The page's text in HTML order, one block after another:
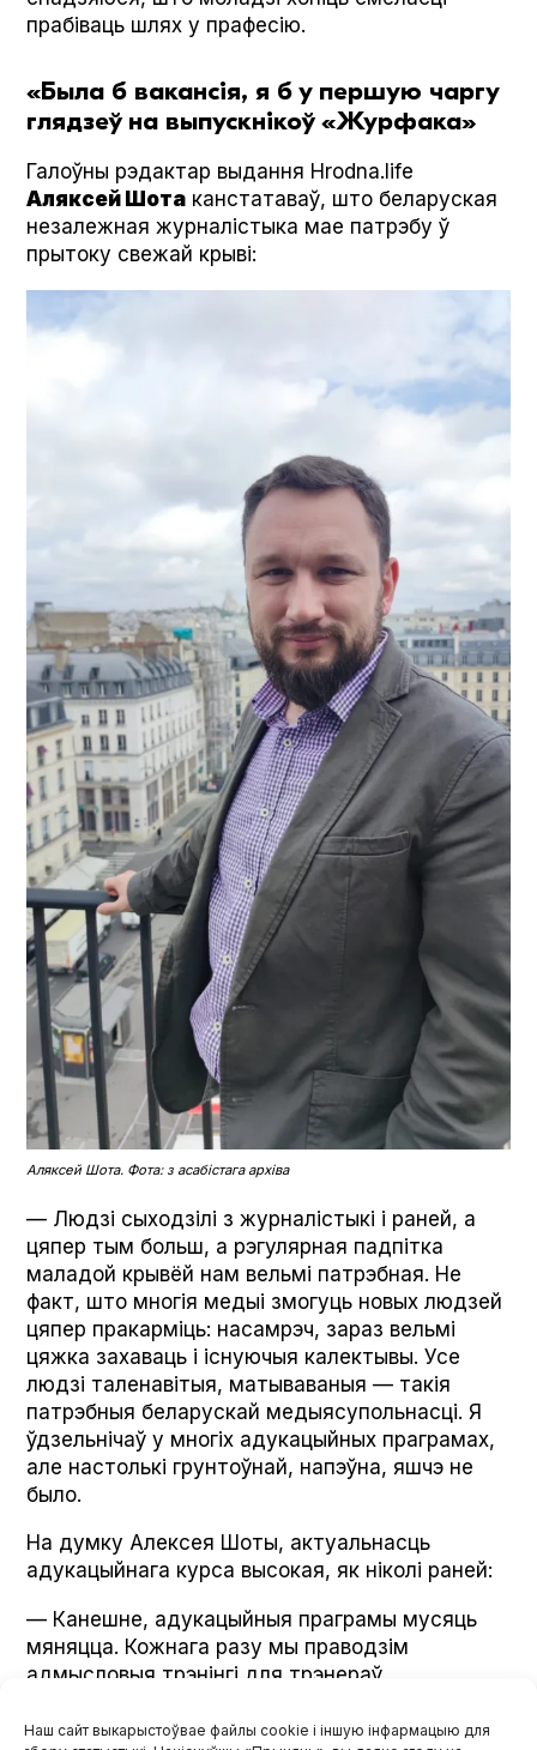
Наш сайт выкарыстоўвае файлы cookie і іншую інфармацыю для
прабіваць шлях у прафесію.
«Была б вакансія, я б у першую чаргу
глядзеў на выпускнікоў «Журфака»
Галоўны рэдактар выдання Hrodna.life
Аляксей Шота канстатаваў, што беларуская
незалежная журналістыка мае патрэбу ў
прытоку свежай крыві:
Аляксей Шота. Фота: з асабістага архіва
— Людзі сыходзілі з журналістыкі і раней, а
цяпер тым больш, а рэгулярная падпітка
маладой крывёй нам вельмі патрэбная. Не
факт, што многія медыі змогуць новых людзей
цяпер пракарміць: насамрэч, зараз вельмі
цяжка захаваць і існуючыя калектывы. Усе
людзі таленавітыя, матываваныя — такія
патрэбныя беларускай медыясупольнасці. Я
ўдзельнічаў у многіх адукацыйных праграмах,
але настолькі грунтоўнай, напэўна, яшчэ не
было.
На думку Алексея Шоты, актуальнасць
адукацыйнага курса высокая, як ніколі раней:
— Канешне, адукацыйныя праграмы мусяць
мяняцца. Кожнага разу мы праводзім
адмысловыя трэнінгі для трэнераў.
давялося распрацаваць зусім новы модуль. Я